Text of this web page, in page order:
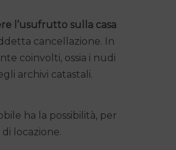
l’usufrutto sulla casa
cancellazione. In
coinvolti, ossia i nudi
archivi catastali.
ha la possibilità, per
locazione.